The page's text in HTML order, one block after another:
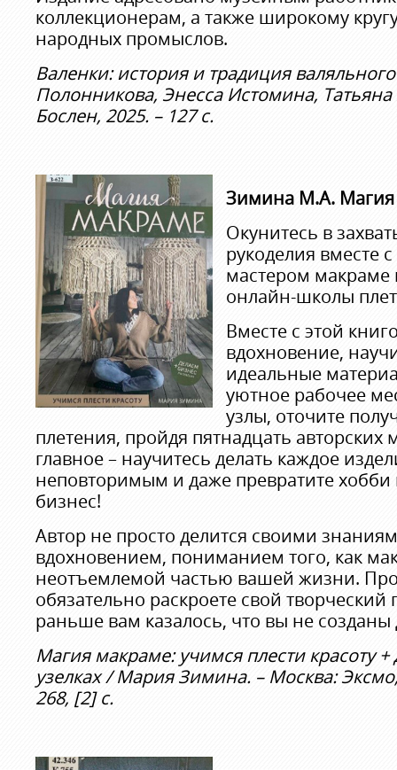
коллекционерам, а также широкому
народных промыслов.
Валенки: история и традиция
Полонникова, Энесса Истомина,
Бослен, 2025. – 127 с.
Зимина М.А.
Окунитесь в
рукоделия вместе
мастером макраме
онлайн-школы
Вместе с этой
вдохновение,
идеальные
уютное рабочее
узлы, оточите
плетения, пройдя пятнадцать авторских
главное – научитесь делать каждое
неповторимым и даже превратите
бизнес!
Автор не просто делится своими
вдохновением, пониманием того, как
неотъемлемой частью вашей жизни.
обязательно раскроете свой
раньше вам казалось, что вы не созданы
Магия макраме: учимся плести красоту
узелках / Мария Зимина. – Москва:
268, [2] с.